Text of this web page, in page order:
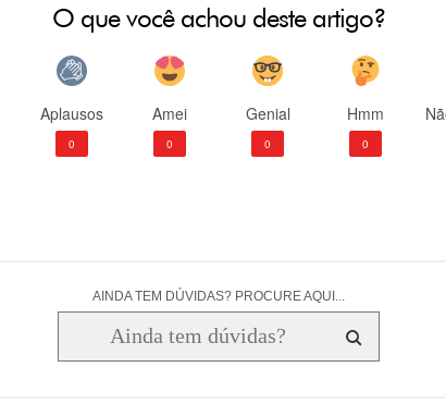
O que você achou deste artigo?
Aplausos
0
Amei
0
Genial
0
Hmm
0
AINDA TEM DÚVIDAS? PROCURE AQUI...